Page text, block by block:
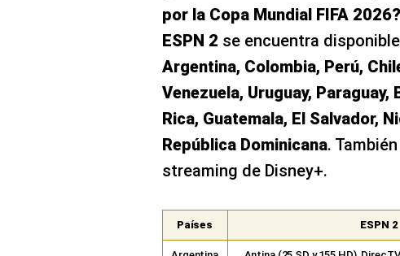
por la Copa Mundial FIFA 2026?
ESPN 2 se encuentra
Argentina, Colombia, Perú,
Venezuela, Uruguay, Paraguay,
Rica, Guatemala, El Salvador,
República Dominicana.
streaming de Disney+.
Países ESPN 2